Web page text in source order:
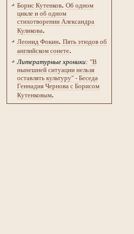
Борис Кутенков. Об одном
цикле и об одном
стихотворении Александра
Куликова.
Леонид Фокин. Пять этюдов об
английском сонете.
Литературные хроники: "В
нынешней ситуации нельзя
оставлять культуру" - Беседа
Геннадия Чернова с Борисом
Кутенковым.